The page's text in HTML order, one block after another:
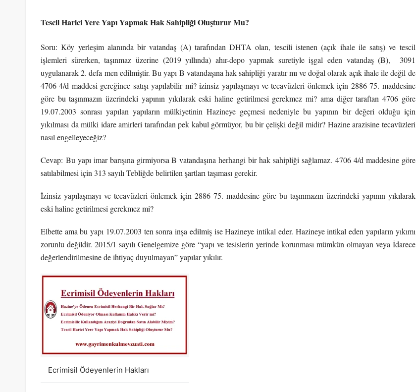
Tescil Harici Yere Yapı Yapmak Hak Sahipliği Oluşturur Mu?
Soru: Köy yerleşim alanında bir vatandaş (A) tarafından DHTA olan, tescili istenen (açık ihale ile satış) ve tescil
işlemleri sürerken, taşınmaz üzerine (2019 yıllında) ahır-depo yapmak suretiyle işgal eden vatandaş (B), 3091
uygulanarak 2. defa men edilmiştir. Bu yapı B vatandaşına hak sahipliği yaratır mı ve doğal olarak açık ihale ile değil de
4706 4/d maddesi gereğince satışı yapılabilir mi? izinsiz yapılaşmayı ve tecavüzleri önlemek için 2886 75. maddesine
göre bu taşınmazın üzerindeki yapının yıkılarak eski haline getirilmesi gerekmez mi? ama diğer taraftan 4706 göre
19.07.2003 sonrası yapılan yapıların mülkiyetinin Hazineye geçmesi nedeniyle bu yapının bir değeri olduğu için
yıkılması da mülki idare amirleri tarafından pek kabul görmüyor, bu bir çelişki değil midir? Hazine arazisine tecavüzleri
nasıl engelleyeceğiz?
Cevap: Bu yapı imar barışına girmiyorsa B vatandaşına herhangi bir hak sahipliği sağlamaz. 4706 4/d maddesine göre
satılabilmesi için 313 sayılı Tebliğde belirtilen şartları taşıması gerekir.
İzinsiz yapılaşmayı ve tecavüzleri önlemek için 2886 75. maddesine göre bu taşınmazın üzerindeki yapının yıkılarak
eski haline getirilmesi gerekmez mi?
Elbette ama bu yapı 19.07.2003 ten sonra inşa edilmiş ise Hazineye intikal eder. Hazineye intikal eden yapıların yıkımı
zorunlu değildir. 2015/1 sayılı Genelgemize göre “yapı ve tesislerin yerinde korunması mümkün olmayan veya İdarece
değerlendirilmesine de ihtiyaç duyulmayan” yapılar yıkılır.
Ecrimisil Ödeyenlerin Hakları